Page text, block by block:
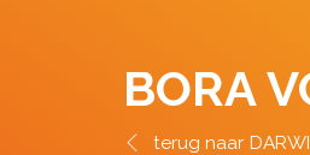
BORA